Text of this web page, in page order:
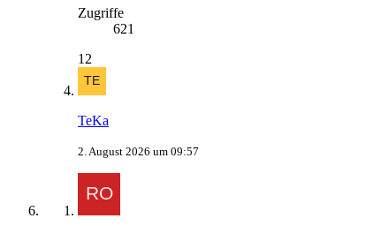
Zugriffe
621
12
TeKa
2. August 2026 um 09:57